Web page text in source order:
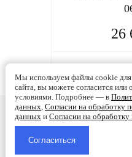
26
Турбобаланс - Ремонт
Мы используем файлы cookie
сайта, вы можете согласится или
условиями. Подробнее — в
данных, Согласии на обработку
данныхи Согласии на обработку